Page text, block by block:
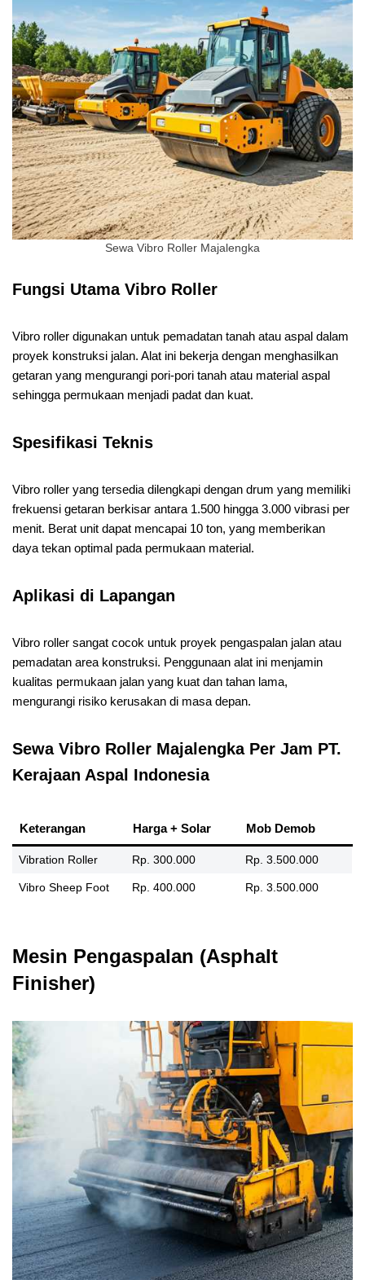
Sewa Vibro Roller Majalengka
Fungsi Utama Vibro Roller
Vibro roller digunakan untuk pemadatan tanah atau aspal dalam
proyek konstruksi jalan. Alat ini bekerja dengan menghasilkan
getaran yang mengurangi pori-pori tanah atau material aspal
sehingga permukaan menjadi padat dan kuat.
Spesifikasi Teknis
Vibro roller yang tersedia dilengkapi dengan drum yang memiliki
frekuensi getaran berkisar antara 1.500 hingga 3.000 vibrasi per
menit. Berat unit dapat mencapai 10 ton, yang memberikan
daya tekan optimal pada permukaan material.
Aplikasi di Lapangan
Vibro roller sangat cocok untuk proyek pengaspalan jalan atau
pemadatan area konstruksi. Penggunaan alat ini menjamin
kualitas permukaan jalan yang kuat dan tahan lama,
mengurangi risiko kerusakan di masa depan.
Sewa Vibro Roller Majalengka Per Jam PT.
Kerajaan Aspal Indonesia
Keterangan Harga + Solar Mob Demob
Vibration Roller Rp. 300.000 Rp. 3.500.000
Vibro Sheep Foot Rp. 400.000 Rp. 3.500.000
Mesin Pengaspalan (Asphalt
Finisher)